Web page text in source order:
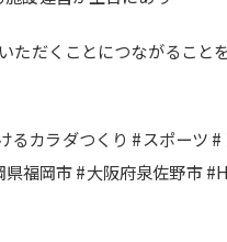
ただくことにつながること
カラダつくり #スポーツ
福岡市 #大阪府泉佐野市